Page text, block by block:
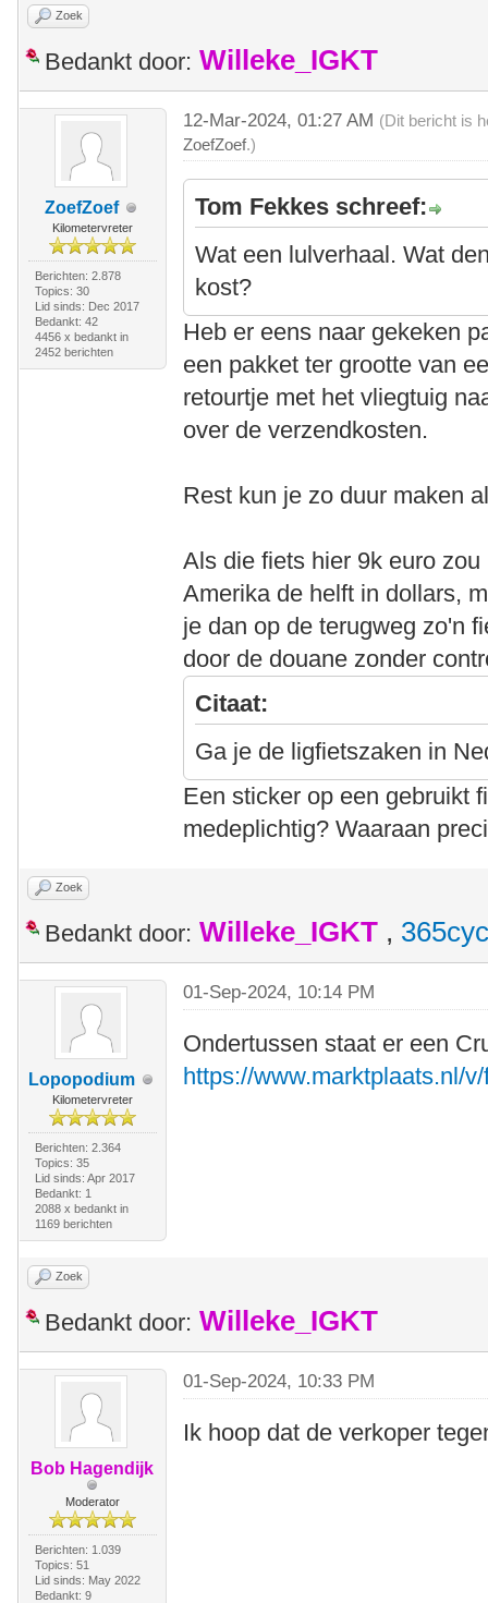
Zoek
Bedankt door: Willeke_IGKT
ZoefZoef
Kilometervreter
Berichten: 2.878
Topics: 30
Lid sinds: Dec 2017
Bedankt: 42
4456 x bedankt in
2452 berichten
12-Mar-2024, 01:27 AM (Dit bericht is
ZoefZoef.)
Tom Fekkes schreef:
Wat een lulverhaal. Wat
kost?
Heb er eens naar gekeken
een pakket ter grootte van
retourtje met het vliegtuig
over de verzendkosten.
Rest kun je zo duur maken
Als die fiets hier 9k euro
Amerika de helft in dollars,
je dan op de terugweg zo'n
door de douane zonder
Citaat:
Ga je de ligfietszaken in
Een sticker op een gebruikt
medeplichtig? Waaraan
Zoek
Bedankt door: Willeke_IGKT ,
Lopopodium
Kilometervreter
Berichten: 2.364
Topics: 35
Lid sinds: Apr 2017
Bedankt: 1
2088 x bedankt in
1169 berichten
01-Sep-2024, 10:14 PM
Ondertussen staat er een
https://www.marktplaats.nl/
Zoek
Bedankt door: Willeke_IGKT
Bob Hagendijk
Moderator
Berichten: 1.039
Topics: 51
Lid sinds: May 2022
Bedankt: 9
01-Sep-2024, 10:33 PM
Ik hoop dat de verkoper